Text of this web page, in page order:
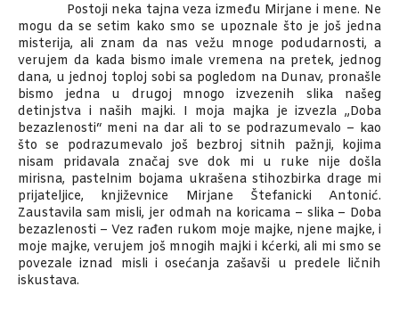
Postoji neka tajna veza između Mirjane i mene. Ne
mogu da se setim kako smo se upoznale što je još jedna
misterija, ali znam da nas vežu mnoge podudarnosti, a
verujem da kada bismo imale vremena na pretek, jednog
dana, u jednoj toploj sobi sa pogledom na Dunav, pronašle
bismo jedna u drugoj mnogo izvezenih slika našeg
detinjstva i naših majki. I moja majka je izvezla „Doba
bezazlenosti“ meni na dar ali to se podrazumevalo – kao
što se podrazumevalo još bezbroj sitnih pažnji, kojima
nisam pridavala značaj sve dok mi u ruke nije došla
mirisna, pastelnim bojama ukrašena stihozbirka drage mi
prijateljice, književnice Mirjane Štefanicki Antonić.
Zaustavila sam misli, jer odmah na koricama – slika – Doba
bezazlenosti – Vez rađen rukom moje majke, njene majke, i
moje majke, verujem još mnogih majki i kćerki, ali mi smo se
povezale iznad misli i osećanja zašavši u predele ličnih
iskustava.